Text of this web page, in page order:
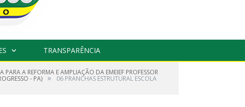
TRANSPARÊNCIA
A REFORMA E AMPLIAÇÃO DA EMEIEF PROFESSOR
- PA) » 06 PRANCHAS ESTRUTURAL ESCOLA